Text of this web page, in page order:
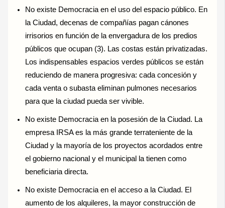
No existe Democracia en el uso del espacio público. En
la Ciudad, decenas de compañías pagan cánones
irrisorios en función de la envergadura de los predios
públicos que ocupan (3). Las costas están privatizadas.
Los indispensables espacios verdes públicos se están
reduciendo de manera progresiva: cada concesión y
cada venta o subasta eliminan pulmones necesarios
para que la ciudad pueda ser vivible.
No existe Democracia en la posesión de la Ciudad. La
empresa IRSA es la más grande terrateniente de la
Ciudad y la mayoría de los proyectos acordados entre
el gobierno nacional y el municipal la tienen como
beneficiaria directa.
No existe Democracia en el acceso a la Ciudad. El
aumento de los alquileres, la mayor construcción de